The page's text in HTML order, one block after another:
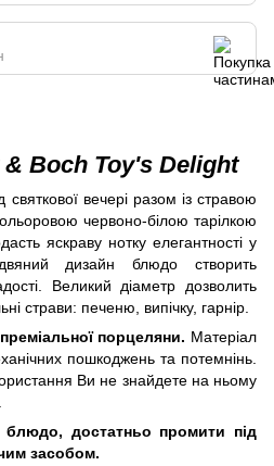
Boch Toy's Delight
святкової вечері разом із стравою
червоно-білою тарілкою
яскраву нотку елегантності у
дизайн блюдо створить
Великий діаметр дозволить
страви: печеню, випічку, гарнір.
преміальної порцеляни. Матеріал
пошкоджень та потемнінь.
Ви не знайдете на ньому
достатньо промити під
засобом.